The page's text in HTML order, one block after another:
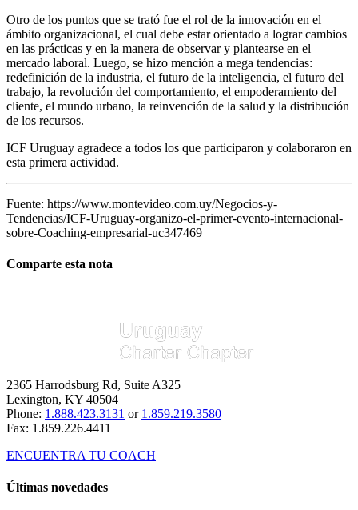
Otro de los puntos que se trató fue el rol de la innovación en el
ámbito organizacional, el cual debe estar orientado a lograr cambios
en las prácticas y en la manera de observar y plantearse en el
mercado laboral. Luego, se hizo mención a mega tendencias:
redefinición de la industria, el futuro de la inteligencia, el futuro del
trabajo, la revolución del comportamiento, el empoderamiento del
cliente, el mundo urbano, la reinvención de la salud y la distribución
de los recursos.
ICF Uruguay agradece a todos los que participaron y colaboraron en
esta primera actividad.
Fuente: https://www.montevideo.com.uy/Negocios-y-
Tendencias/ICF-Uruguay-organizo-el-primer-evento-internacional-
sobre-Coaching-empresarial-uc347469
Comparte esta nota
2365 Harrodsburg Rd, Suite A325
Lexington, KY 40504
Phone: 1.888.423.3131 or 1.859.219.3580
Fax: 1.859.226.4411
ENCUENTRA TU COACH
Últimas novedades